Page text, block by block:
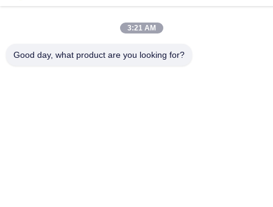
3:21 AM
Good day, what product are you looking for?